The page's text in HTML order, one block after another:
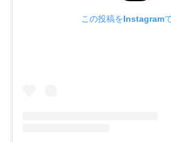
この投稿をInstagram